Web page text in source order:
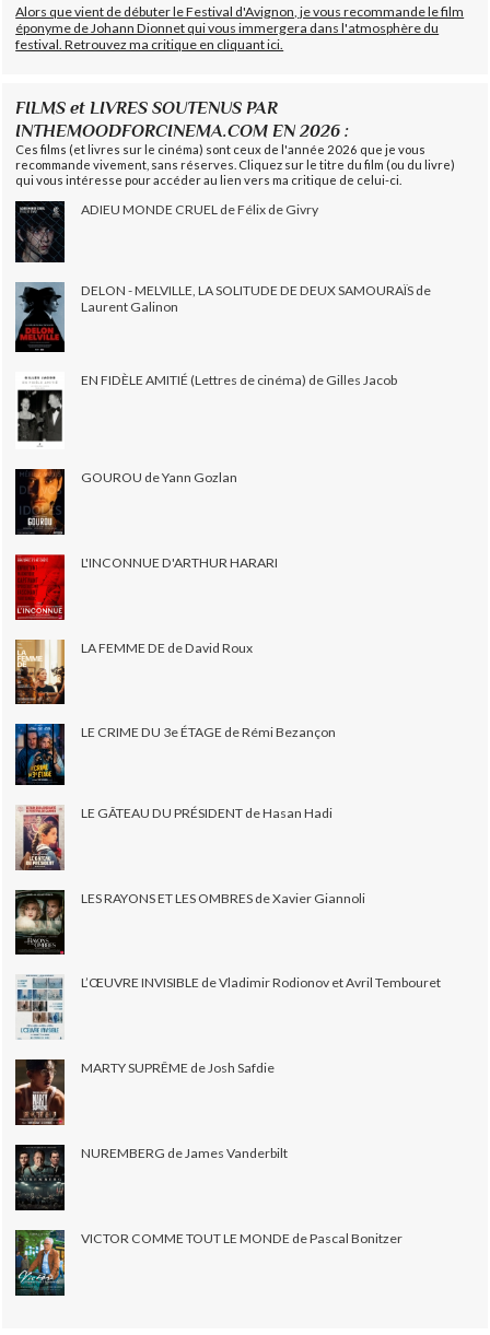
Alors que vient de débuter le Festival d'Avignon, je vous recommande le film
éponyme de Johann Dionnet qui vous immergera dans l'atmosphère du
festival. Retrouvez ma critique en cliquant ici.
FILMS et LIVRES SOUTENUS PAR
INTHEMOODFORCINEMA.COM EN 2026 :
Ces films (et livres sur le cinéma) sont ceux de l'année 2026 que je vous
recommande vivement, sans réserves. Cliquez sur le titre du film (ou du livre)
qui vous intéresse pour accéder au lien vers ma critique de celui-ci.
ADIEU MONDE CRUEL de Félix de Givry
DELON - MELVILLE, LA SOLITUDE DE DEUX SAMOURAÏS de
Laurent Galinon
EN FIDÈLE AMITIÉ (Lettres de cinéma) de Gilles Jacob
GOUROU de Yann Gozlan
L'INCONNUE D'ARTHUR HARARI
LA FEMME DE de David Roux
LE CRIME DU 3e ÉTAGE de Rémi Bezançon
LE GÂTEAU DU PRÉSIDENT de Hasan Hadi
LES RAYONS ET LES OMBRES de Xavier Giannoli
L’ŒUVRE INVISIBLE de Vladimir Rodionov et Avril Tembouret
MARTY SUPRÊME de Josh Safdie
NUREMBERG de James Vanderbilt
VICTOR COMME TOUT LE MONDE de Pascal Bonitzer